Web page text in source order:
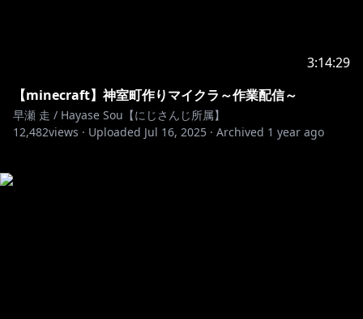
3:14:29
【minecraft】神室町作りマイクラ～作業配信～
早瀬 走 / Hayase Sou【にじさんじ所属】
12,482views · Uploaded Jul 16, 2025 · Archived 1 year ago